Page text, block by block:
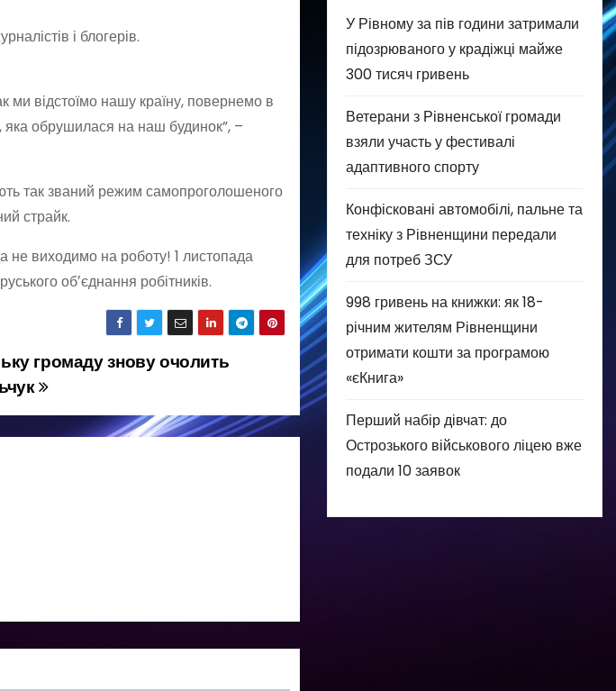
і блогерів.
відстоїмо нашу країну, повернемо в
яка обрушилася на наш будинок”, –
так званий режим самопроголошеного
страйк.
не виходимо на роботу! 1 листопада
обʼєднання робітників.
громаду знову очолить
У Рівному за пів години затримали
підозрюваного у крадіжці майже
300 тисяч гривень
Ветерани з Рівненської громади
взяли участь у фестивалі
адаптивного спорту
Конфісковані автомобілі, пальне та
техніку з Рівненщини передали
для потреб ЗСУ
998 гривень на книжки: як 18-
річним жителям Рівненщини
отримати кошти за програмою
«єКнига»
Перший набір дівчат: до
Острозького військового ліцею вже
подали 10 заявок